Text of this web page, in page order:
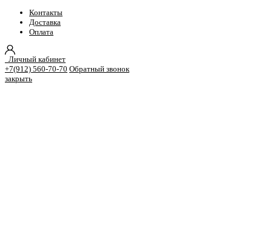
Контакты
Доставка
Оплата
Личный кабинет
+7(912) 560-70-70 Обратный звонок
закрыть